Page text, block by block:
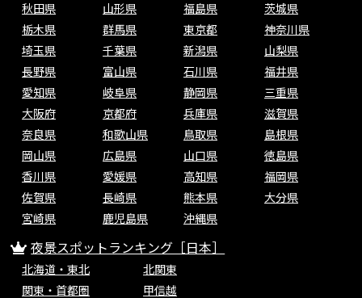
秋田県
山形県 福島県
茨城県
栃木県
群馬県 東京都
神奈川県
埼玉県
千葉県 新潟県
山梨県
長野県
富山県 石川県
福井県
愛知県
岐阜県 静岡県
三重県
大阪府
京都府 兵庫県
滋賀県
奈良県
和歌山県 鳥取県
島根県
岡山県
広島県 山口県
徳島県
香川県
愛媛県 高知県
福岡県
佐賀県
長崎県 熊本県
大分県
宮崎県
鹿児島県 沖縄県
夜景スポットランキング［日本］
北海道・東北
北関東
関東・首都圏
甲信越